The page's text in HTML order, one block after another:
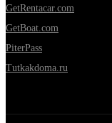
GetRentacar.com
GetBoat.com
PiterPass
Tutkakdoma.ru